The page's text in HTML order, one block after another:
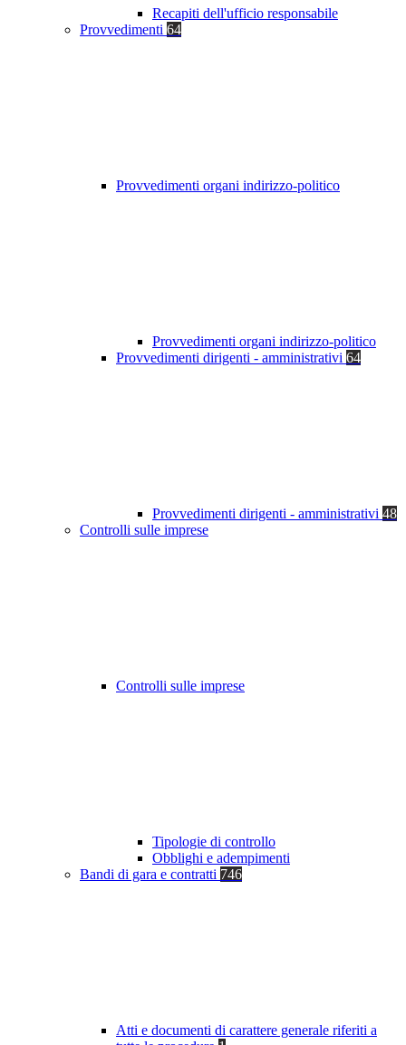
Recapiti dell'ufficio responsabile
Provvedimenti 64
Provvedimenti organi indirizzo-politico
Provvedimenti organi indirizzo-politico
Provvedimenti dirigenti - amministrativi 64
Provvedimenti dirigenti - amministrativi 48
Controlli sulle imprese
Controlli sulle imprese
Tipologie di controllo
Obblighi e adempimenti
Bandi di gara e contratti 746
Atti e documenti di carattere generale riferiti a